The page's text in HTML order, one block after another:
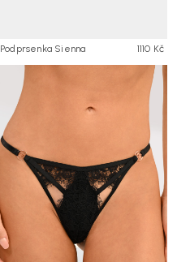
Podprsenka Sienna 1110 Kč